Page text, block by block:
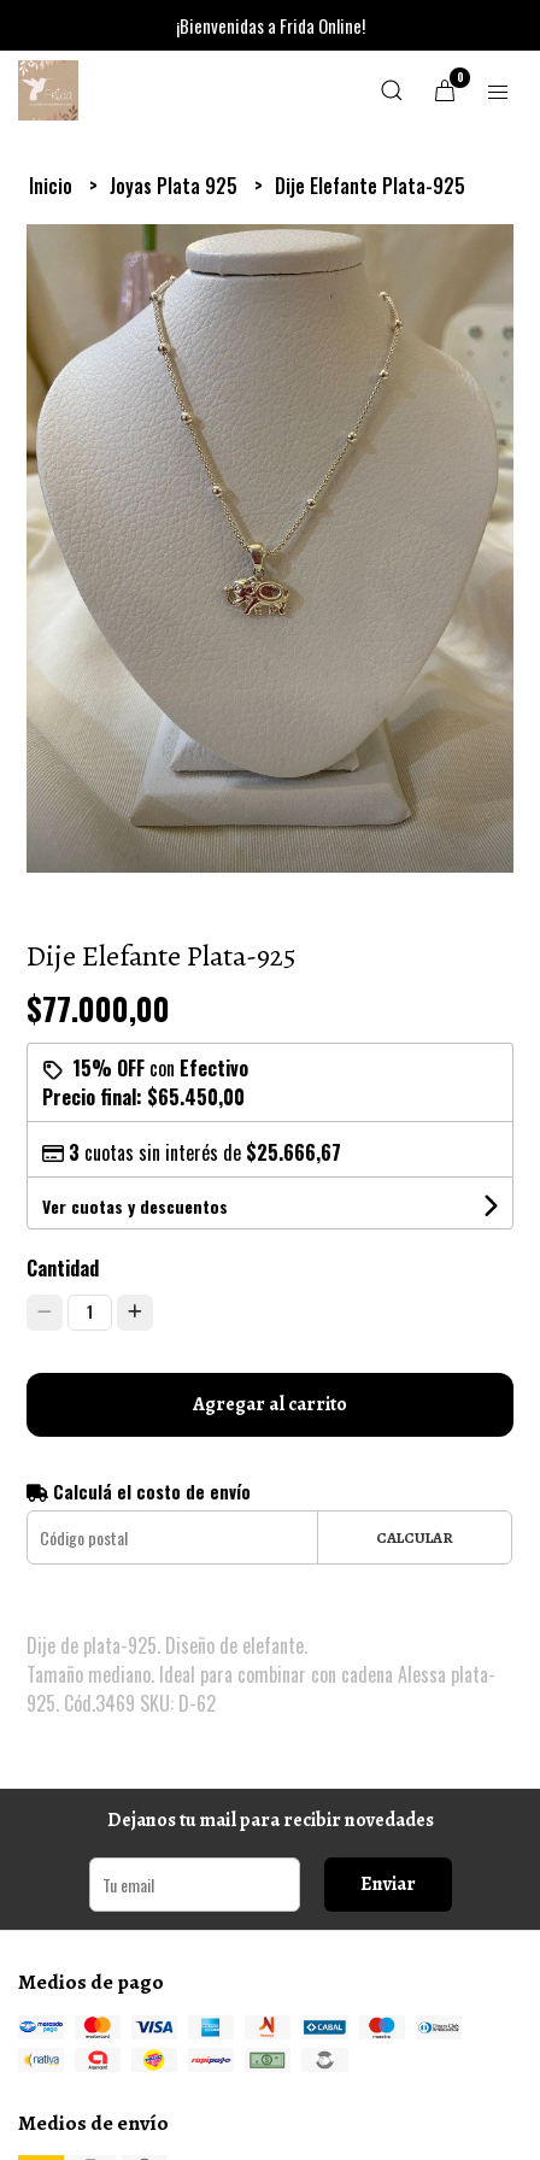
¡Bienvenidas a Frida Online!
0
Inicio Joyas Plata 925 Dije Elefante Plata-925
Dije Elefante Plata-925
$77.000,00
15% OFF con Efectivo
Precio final: $65.450,00
3 cuotas sin interés de $25.666,67
Ver cuotas y descuentos
Cantidad
1
Agregar al carrito
Calculá el costo de envío
CALCULAR
Dije de plata-925. Diseño de elefante.
Tamaño mediano. Ideal para combinar con cadena Alessa plata-
925. Cód.3469 SKU: D-62
Dejanos tu mail para recibir novedades
Enviar
Medios de pago
Medios de envío